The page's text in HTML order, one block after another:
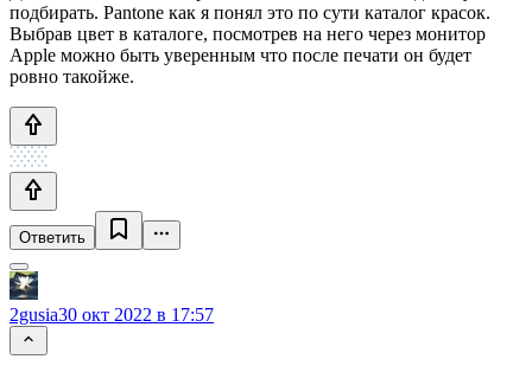
подбирать. Pantone как я понял это по сути каталог красок.
Выбрав цвет в каталоге, посмотрев на него через монитор
Apple можно быть уверенным что после печати он будет
ровно такойже.
Ответить
2gusia30 окт 2022 в 17:57